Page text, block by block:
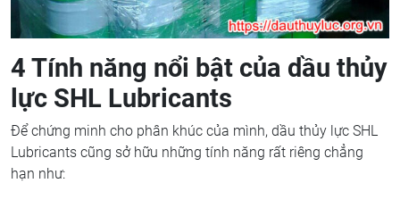
4 Tính năng nổi bật của dầu thủy
lực SHL Lubricants
Để chứng minh cho phân khúc của mình, dầu thủy lực SHL
Lubricants cũng sở hữu những tính năng rất riêng chẳng
hạn như: